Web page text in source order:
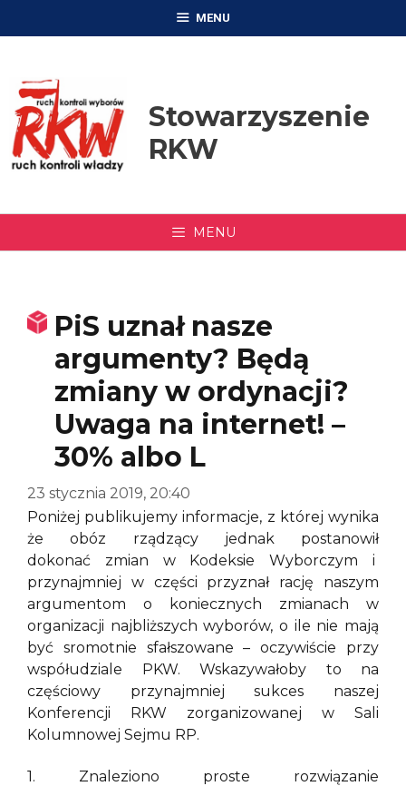
MENU
Stowarzyszenie
RKW
MENU
PiS uznał nasze
argumenty? Będą
zmiany w ordynacji?
Uwaga na internet! –
30% albo L
23 stycznia 2019, 20:40
Poniżej publikujemy informacje, z której wynika
że obóz rządzący jednak postanowił
dokonać zmian w Kodeksie Wyborczym i
przynajmniej w części przyznał rację naszym
argumentom o koniecznych zmianach w
organizacji najbliższych wyborów, o ile nie mają
być sromotnie sfałszowane – oczywiście przy
współudziale PKW. Wskazywałoby to na
częściowy przynajmniej sukces naszej
Konferencji RKW zorganizowanej w Sali
Kolumnowej Sejmu RP.
1. Znaleziono proste rozwiązanie